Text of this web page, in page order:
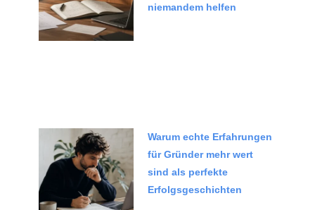
niemandem helfen
Warum echte Erfahrungen
für Gründer mehr wert
sind als perfekte
Erfolgsgeschichten